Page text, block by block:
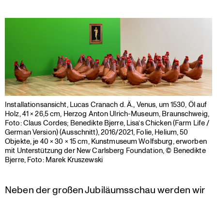
Instal­la­ti­ons­an­sicht, Lucas Cranach d. Ä., Venus, um 1530, Öl auf
Holz, 41 × 26,5 cm, Herzog Anton Ulrich-Museum, Braun­schweig,
Foto: Claus Cordes; Benedikte Bjerre, Lisa’s Chicken (Farm Life /
German Version) (Ausschnitt), 2016/2021, Folie, Helium, 50
Objekte, je 40 × 30 × 15 cm, Kunst­mu­seum Wolfsburg, erworben
mit Unter­stüt­zung der New Carlsberg Founda­tion, © Benedikte
Bjerre, Foto: Marek Kruszewski
Neben der großen Jubilä­ums­schau werden wir